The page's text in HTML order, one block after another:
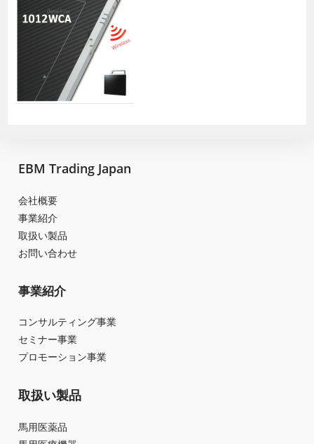
EBM Trading Japan
会社概要
事業紹介
取扱い製品
お問い合わせ
事業紹介
コンサルティング事業
セミナー事業
プロモーション事業
取扱い製品
馬用医薬品